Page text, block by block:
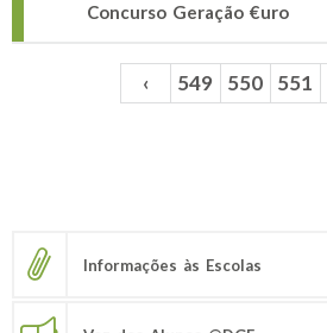
Concurso Geração €uro
‹ 549 550 551
Informações às Escolas